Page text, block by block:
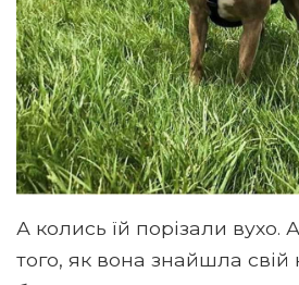
А колись їй порізали вухо.
того, як вона знайшла свій